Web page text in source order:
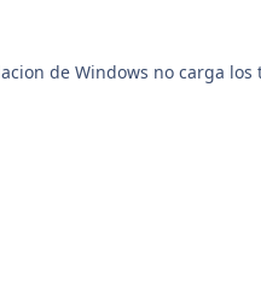
de Windows no carga